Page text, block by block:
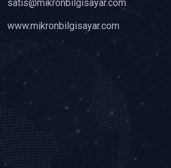
satis@mikronbilgisayar.com
www.mikronbilgisayar.com